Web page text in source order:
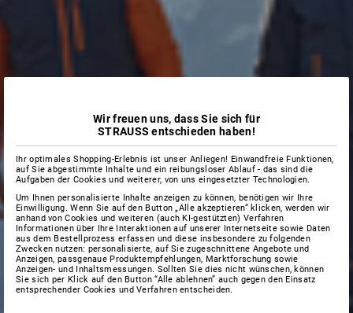
Wir freuen uns, dass Sie sich für
STRAUSS entschieden haben!
Ihr optimales Shopping-Erlebnis ist unser Anliegen! Einwandfreie Funktionen,
auf Sie abgestimmte Inhalte und ein reibungsloser Ablauf - das sind die
Aufgaben der Cookies und weiterer, von uns eingesetzter Technologien.
Um Ihnen personalisierte Inhalte anzeigen zu können, benötigen wir Ihre
Einwilligung. Wenn Sie auf den Button „Alle akzeptieren“ klicken, werden wir
anhand von Cookies und weiteren (auch KI-gestützten) Verfahren
Informationen über Ihre Interaktionen auf unserer Internetseite sowie Daten
aus dem Bestellprozess erfassen und diese insbesondere zu folgenden
Zwecken nutzen: personalisierte, auf Sie zugeschnittene Angebote und
Anzeigen, passgenaue Produktempfehlungen, Marktforschung sowie
Anzeigen- und Inhaltsmessungen. Sollten Sie dies nicht wünschen, können
Sie sich per Klick auf den Button “Alle ablehnen” auch gegen den Einsatz
entsprechender Cookies und Verfahren entscheiden.